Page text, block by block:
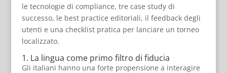
le tecnologie di compliance, tre case study di
successo, le best practice editoriali, il feedback degli
utenti e una checklist pratica per lanciare un torneo
localizzato.
1. La lingua come primo filtro di fiducia
Gli italiani hanno una forte propensione a interagire